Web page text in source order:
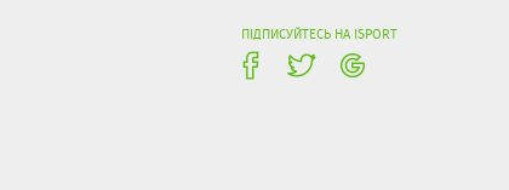
ПІДПИСУЙТЕСЬ НА ISPORT